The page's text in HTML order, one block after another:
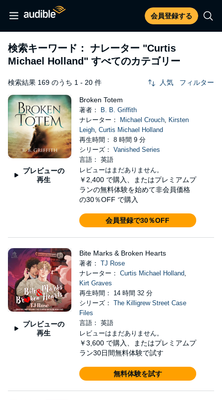
会員登録する
検索キーワード： ナレーター "Curtis
Michael Holland" すべてのカテゴリー
検索結果 169 のうち 1 - 20 件 人気 フィルター
プレビューの
再生
Broken Totem
著者：
B. B. Griffith
ナレーター：
Michael Crouch, Kirsten
Leigh, Curtis Michael Holland
再生時間： 8 時間 9 分
シリーズ： Vanished Series
言語： 英語
レビューはまだありません。
￥2,400 で購入、またはプレミアムプ
ランの無料体験を始めて非会員価格
の30％OFF で購入
会員登録で30％OFF
プレビューの
再生
Bite Marks & Broken Hearts
著者： TJ Rose
ナレーター： Curtis Michael Holland,
Kirt Graves
再生時間： 14 時間 32 分
シリーズ： The Killigrew Street Case
Files
言語： 英語
レビューはまだありません。
￥3,600 で購入、またはプレミアムプ
ラン30日間無料体験で試す
無料体験を試す